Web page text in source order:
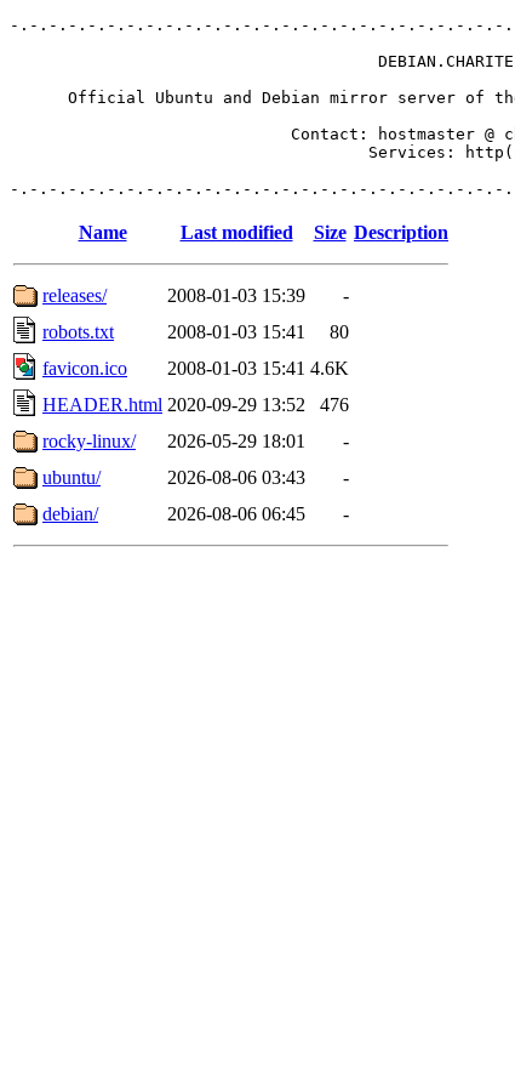
-.-.-.-.-.-.-.-.-.-.-.-.-.-.-.-.-.-.-.-.-.-.-.-.-
Official Ubuntu and Debian mirror server of
Contact: hostmaster @
Name Last modified Size Description
releases/ 2008-01-03 15:39
-
robots.txt
2008-01-03 15:41
80
favicon.ico
2008-01-03 15:41 4.6K
HEADER.html 2020-09-29 13:52
476
rocky-linux/
2026-05-29 18:01
-
ubuntu/
2026-08-06 03:43
-
debian/
2026-08-06 06:45 -